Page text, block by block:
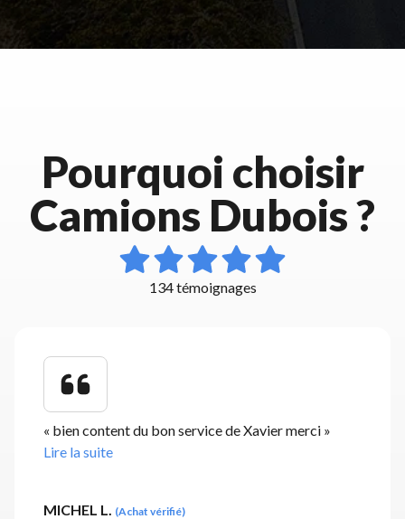
Pourquoi choisir
Camions Dubois ?
134 témoignages
« bien content du bon service de Xavier merci »
Lire la suite
MICHEL L. (Achat vérifié)